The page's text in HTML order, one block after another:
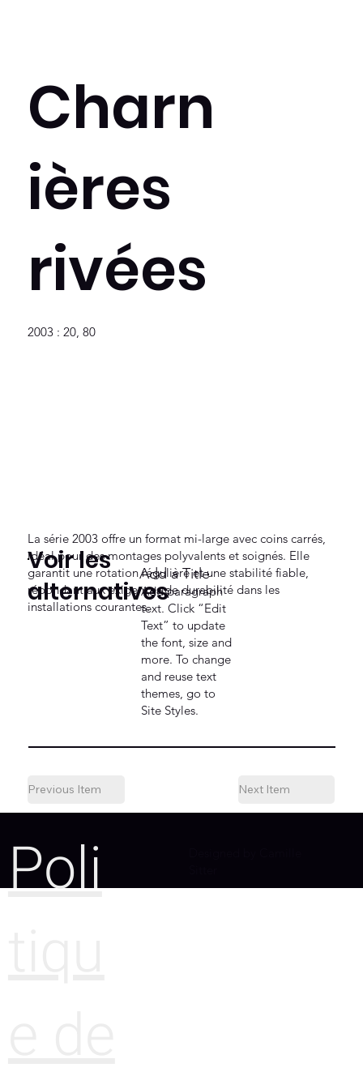
Charn
ières
rivées
2003 : 20, 80
La série 2003 offre un format mi-large avec coins carrés,
idéal pour des montages polyvalents et soignés. Elle
garantit une rotation régulière et une stabilité fiable,
répondant aux exigences de durabilité dans les
installations courantes.
Voir les
alternativesAdd paragraph
text. Click “Edit
Text” to update
the font, size and
more. To change
and reuse text
themes, go to
Site Styles.
Add a Title
Previous Item Next Item
Poli